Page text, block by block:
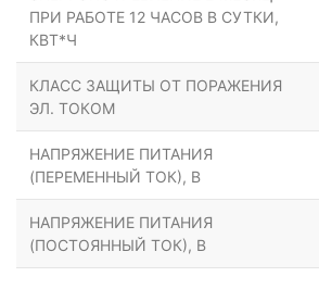
ПРИ РАБОТЕ 12 ЧАСОВ В СУТКИ,
КВТ*Ч
КЛАСС ЗАЩИТЫ ОТ ПОРАЖЕНИЯ
ЭЛ. ТОКОМ
НАПРЯЖЕНИЕ ПИТАНИЯ
(ПЕРЕМЕННЫЙ ТОК), В
НАПРЯЖЕНИЕ ПИТАНИЯ
(ПОСТОЯННЫЙ ТОК), В